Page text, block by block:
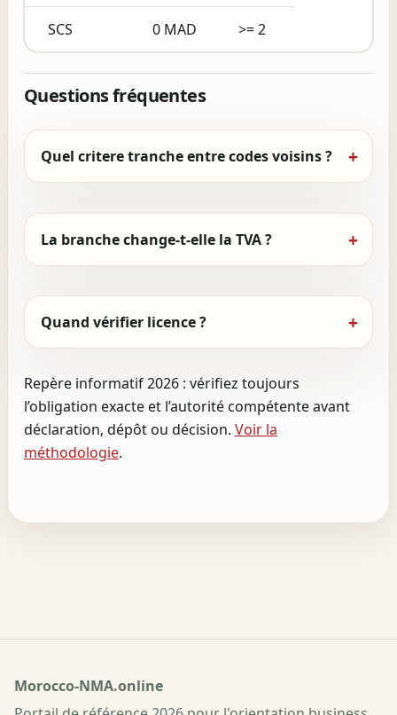
SCS 0 MAD >= 2
Questions fréquentes
Quel critere tranche entre codes voisins ?
La branche change-t-elle la TVA ?
Quand vérifier licence ?
Repère informatif 2026 : vérifiez toujours
l’obligation exacte et l’autorité compétente avant
déclaration, dépôt ou décision. Voir la
méthodologie.
Morocco-NMA.online